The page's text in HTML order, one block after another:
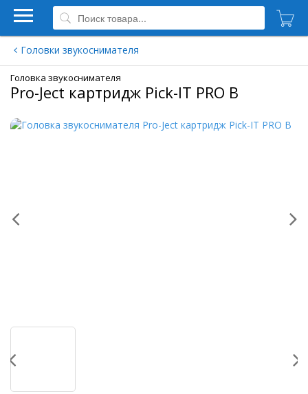
Головки звукоснимателя
Головка звукоснимателя
Pro-Ject картридж Pick-IT PRO B